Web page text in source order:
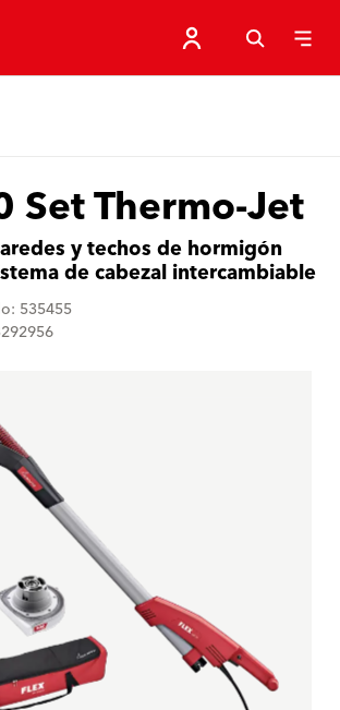
Set Thermo-Jet
y techos de hormigón
de cabezal intercambiable
535455